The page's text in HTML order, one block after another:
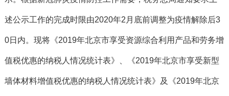
述公示工作的完成时限由2020年2月底前调整为疫情解除后3
0日内。 现将《2019年北京市享受资源综合利用产品和劳务增
值税优惠的纳税人情况统计表》、《2019年北京市享受新型
墙体材料增值税优惠的纳税人情况统计表》及《2019年北京